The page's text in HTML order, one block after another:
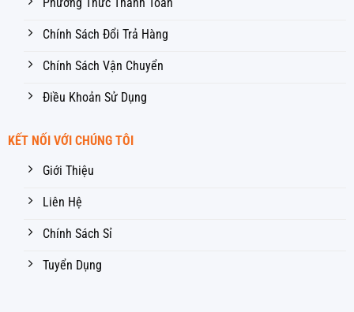
Chính Sách Đổi Trả Hàng
Chính Sách Vận Chuyển
Điều Khoản Sử Dụng
KẾT NỐI VỚI CHÚNG TÔI
Giới Thiệu
Liên Hệ
Chính Sách Sỉ
Tuyển Dụng